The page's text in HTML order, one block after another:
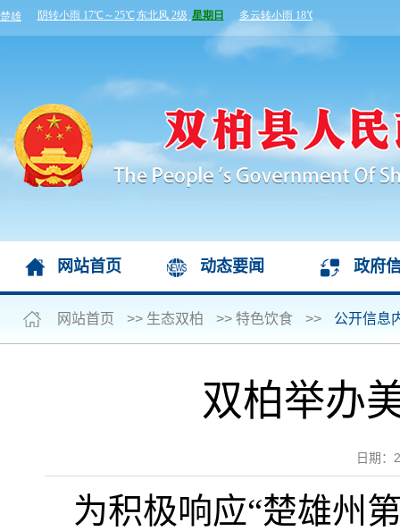
网站首页 动态要闻 政府
网站首页 >> 生态双柏 >> 特色饮食 >> 公开信息
双柏举办
日期
为积极响应“楚雄州